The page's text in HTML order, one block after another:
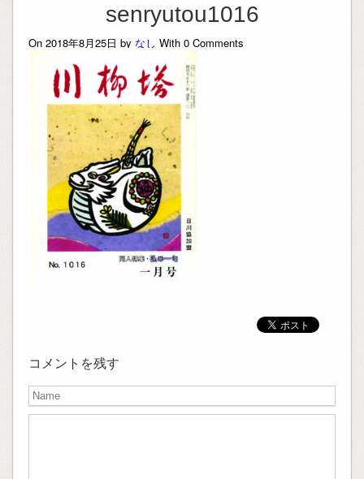
senryutou1016
On 2018年8月25日 by なし With 0Comments
コメントを残す